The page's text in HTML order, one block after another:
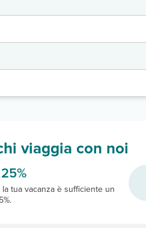
viaggia con noi
tua vacanza è sufficiente un